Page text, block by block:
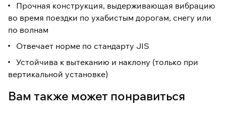
Прочная конструкция, выдерживающая вибрацию
во время поездки по ухабистым дорогам, снегу или
по волнам
Отвечает норме по стандарту JIS
Устойчива к вытеканию и наклону (только при
вертикальной установке)
Вам также может понравиться